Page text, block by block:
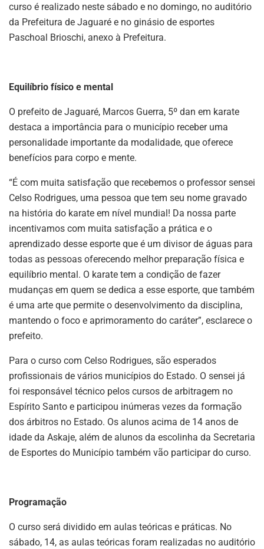
curso é realizado neste sábado e no domingo, no auditório
da Prefeitura de Jaguaré e no ginásio de esportes
Paschoal Brioschi, anexo à Prefeitura.
Equilíbrio físico e mental
O prefeito de Jaguaré, Marcos Guerra, 5º dan em karate
destaca a importância para o município receber uma
personalidade importante da modalidade, que oferece
benefícios para corpo e mente.
“É com muita satisfação que recebemos o professor sensei
Celso Rodrigues, uma pessoa que tem seu nome gravado
na história do karate em nível mundial! Da nossa parte
incentivamos com muita satisfação a prática e o
aprendizado desse esporte que é um divisor de águas para
todas as pessoas oferecendo melhor preparação física e
equilíbrio mental. O karate tem a condição de fazer
mudanças em quem se dedica a esse esporte, que também
é uma arte que permite o desenvolvimento da disciplina,
mantendo o foco e aprimoramento do caráter”, esclarece o
prefeito.
Para o curso com Celso Rodrigues, são esperados
profissionais de vários municípios do Estado. O sensei já
foi responsável técnico pelos cursos de arbitragem no
Espírito Santo e participou inúmeras vezes da formação
dos árbitros no Estado. Os alunos acima de 14 anos de
idade da Askaje, além de alunos da escolinha da Secretaria
de Esportes do Município também vão participar do curso.
Programação
O curso será dividido em aulas teóricas e práticas. No
sábado, 14, as aulas teóricas foram realizadas no auditório